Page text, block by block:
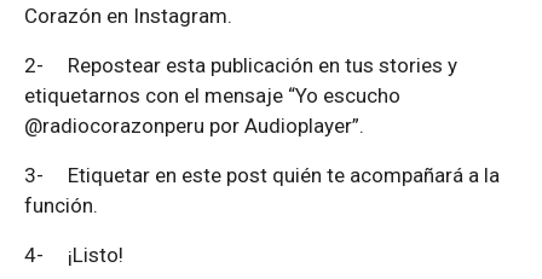
Corazón en Instagram.
2- Repostear esta publicación en tus stories y
etiquetarnos con el mensaje “Yo escucho
@radiocorazonperu por Audioplayer”.
3- Etiquetar en este post quién te acompañará a la
función.
4- ¡Listo!